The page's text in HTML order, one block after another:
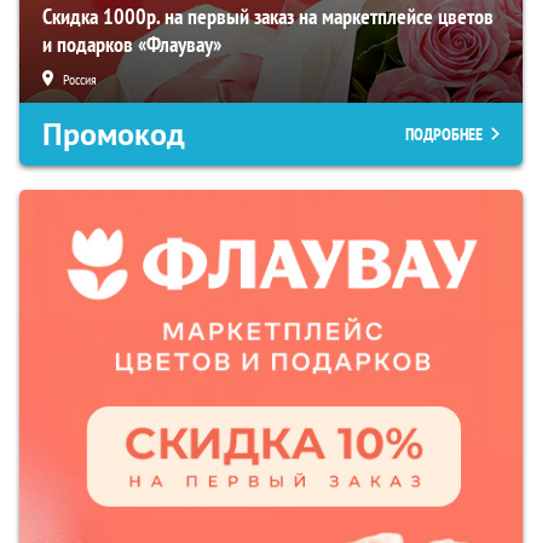
Скидка 1000р. на первый заказ на маркетплейсе цветов
и подарков «Флаувау»
Россия
Промокод ПОДРОБНЕЕ